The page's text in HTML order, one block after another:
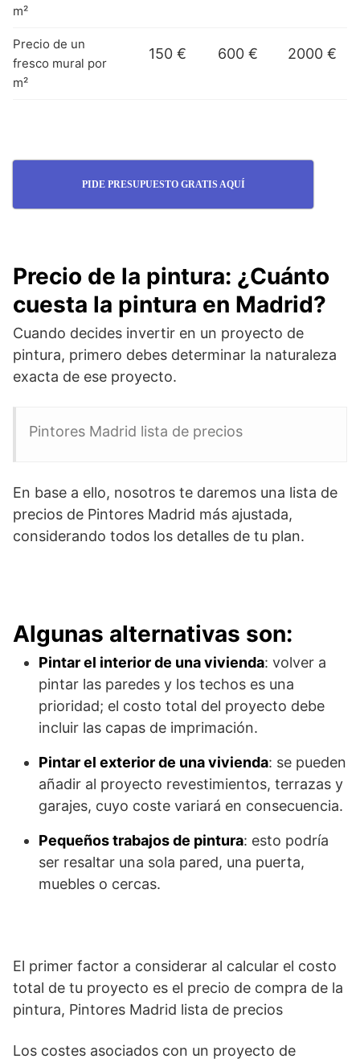
m²
Precio de un
fresco mural por
m²
150 € 600 € 2000 €
PIDE PRESUPUESTO GRATIS AQUÍ
Precio de la pintura: ¿Cuánto
cuesta la pintura en Madrid?
Cuando decides invertir en un proyecto de
pintura, primero debes determinar la naturaleza
exacta de ese proyecto.
Pintores Madrid lista de precios
En base a ello, nosotros te daremos una lista de
precios de Pintores Madrid más ajustada,
considerando todos los detalles de tu plan.
Algunas alternativas son:
Pintar el interior de una vivienda: volver a
pintar las paredes y los techos es una
prioridad; el costo total del proyecto debe
incluir las capas de imprimación.
Pintar el exterior de una vivienda: se pueden
añadir al proyecto revestimientos, terrazas y
garajes, cuyo coste variará en consecuencia.
Pequeños trabajos de pintura: esto podría
ser resaltar una sola pared, una puerta,
muebles o cercas.
El primer factor a considerar al calcular el costo
total de tu proyecto es el precio de compra de la
pintura, Pintores Madrid lista de precios
Los costes asociados con un proyecto de